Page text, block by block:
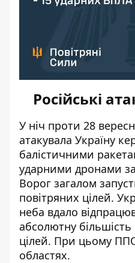
Російські
У ніч проти 28
атакувала Україну
балістичними
ударними дронами
Ворог загалом
повітряних цілей.
неба вдало
абсолютну
цілей. При цьому
областях.